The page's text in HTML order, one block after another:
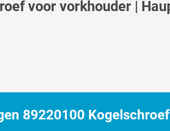
voor vorkhouder |
89220100